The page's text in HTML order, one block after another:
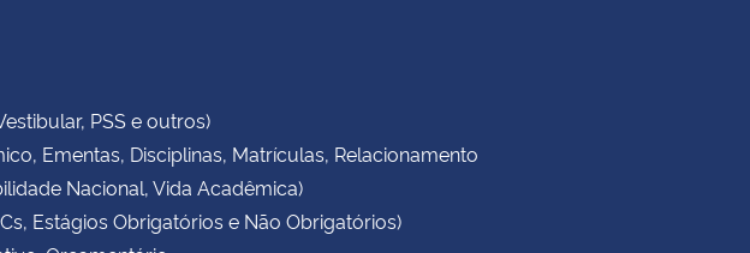
PSS e outros)
Ementas, Disciplinas, Matrículas, Relacionamento
Nacional, Vida Acadêmica)
Estágios Obrigatórios e Não Obrigatórios)